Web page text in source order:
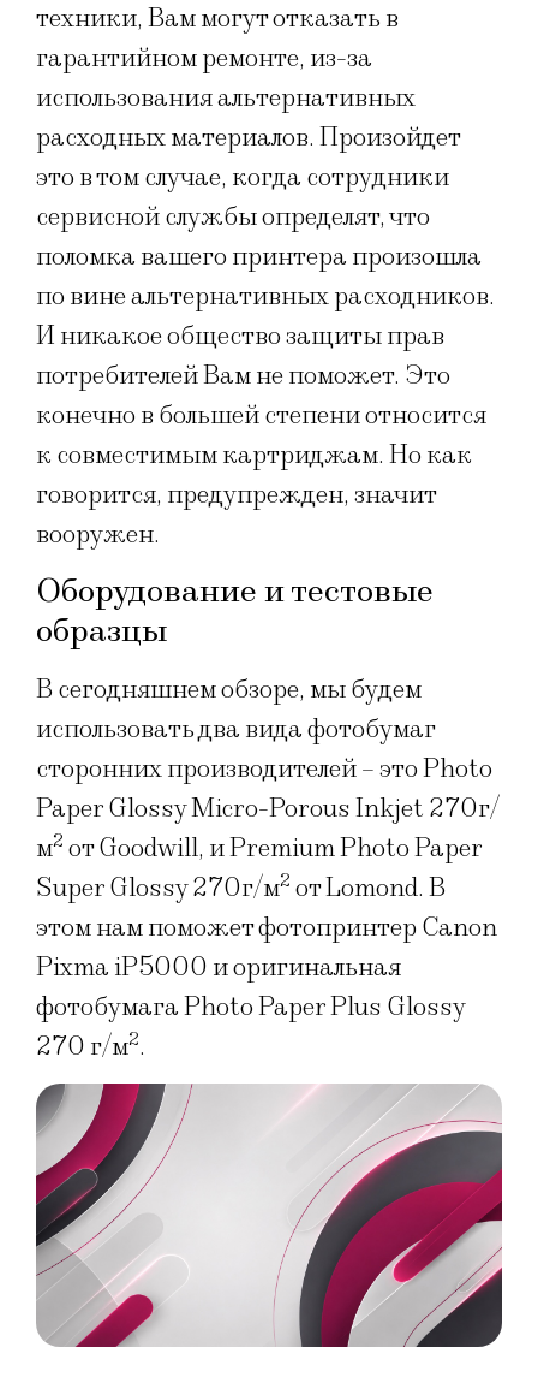
техники, Вам могут отказать в
гарантийном ремонте, из-за
использования альтернативных
расходных материалов. Произойдет
это в том случае, когда сотрудники
сервисной службы определят, что
поломка вашего принтера произошла
по вине альтернативных расходников.
И никакое общество защиты прав
потребителей Вам не поможет. Это
конечно в большей степени относится
к совместимым картриджам. Но как
говорится, предупрежден, значит
вооружен.
Оборудование и тестовые
образцы
В сегодняшнем обзоре, мы будем
использовать два вида фотобумаг
сторонних производителей – это Photo
Paper Glossy Micro-Porous Inkjet 270г/
м2 от Goodwill, и Premium Photo Paper
Super Glossy 270г/м2 от Lomond. В
этом нам поможет фотопринтер Canon
Pixma iP5000 и оригинальная
фотобумага Photo Paper Plus Glossy
270 г/м2.